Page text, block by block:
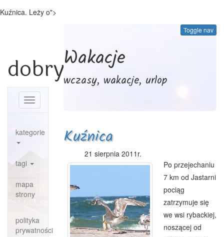
Kuźnica. Leży o">
dobrypowiat.pl
Toggle
navigation
kategorie
tagi
mapa
strony
polityka
prywatności
Toggle nav
Wakacje
wczasy, wakacje, urlop
Kuźnica
21 sierpnia 2011r.
Po przejechaniu
7 km od Jastarni
pociąg
zatrzymuje się
we wsi rybackiej,
noszącej od